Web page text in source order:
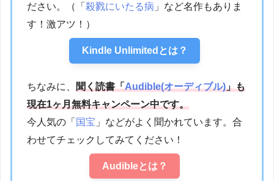
ださい。（「 殺戮にいたる病 」など名作もありま
す！激アツ！）
Kindle Unlimitedとは？
ちなみに、 聞く読書「Audible(オーディブル)」も
現在1ヶ月無料キャンペーン中です。
今人気の「 国宝 」などがよく聞かれています。合
わせてチェックしてみてください！
Audibleとは？